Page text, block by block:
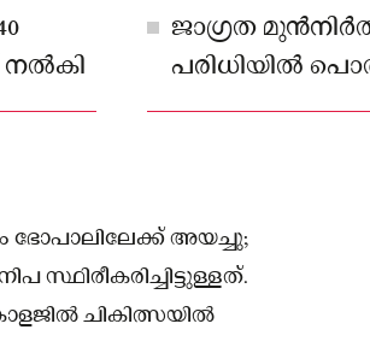
ജാഗ്രത
പരിധിയിൽ
മാസ്
ഭോപാലിലേക്ക് അയച്ചു;
ചികിത്സയിൽ